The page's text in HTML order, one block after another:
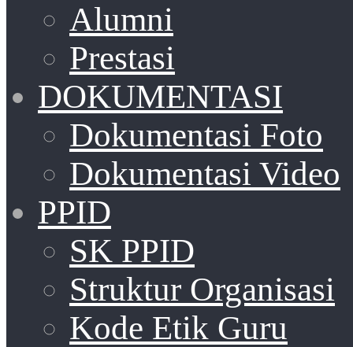
Alumni
Prestasi
DOKUMENTASI
Dokumentasi Foto
Dokumentasi Video
PPID
SK PPID
Struktur Organisasi
Kode Etik Guru